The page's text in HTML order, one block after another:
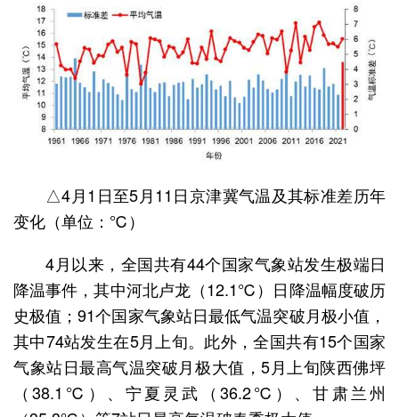
△4月1日至5月11日京津冀气温及其标准差历年
变化（单位：℃）
4月以来，全国共有44个国家气象站发生极端日
降温事件，其中河北卢龙（12.1℃）日降温幅度破历
史极值；91个国家气象站日最低气温突破月极小值，
其中74站发生在5月上旬。此外，全国共有15个国家
气象站日最高气温突破月极大值，5月上旬陕西佛坪
（38.1℃）、宁夏灵武（36.2℃）、甘肃兰州